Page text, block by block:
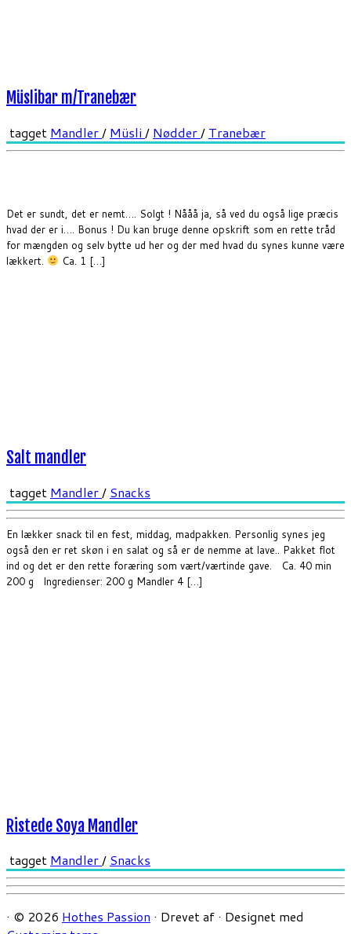
Det er sundt, det er nemt…. Solgt ! Nååå ja, så ved du også lige præcis
hvad der er i…. Bonus ! Du kan bruge denne opskrift som en rette tråd
for mængden og selv bytte ud her og der med hvad du synes kunne være
lækkert.
Ca. 1 […]
Müslibar m/Tranebær
tagget Mandler/ Müsli / Nødder/ Tranebær
En lækker snack til en fest, middag, madpakken. Personlig synes jeg
også den er ret skøn i en salat og så er de nemme at lave.. Pakket flot
ind og det er den rette foræring som vært/værtinde gave. Ca. 40 min
200 g Ingredienser: 200 g Mandler 4 […]
Salt mandler
tagget Mandler/ Snacks
Ristede Soya Mandler
tagget Mandler/ Snacks
· © 2026 Hothes Passion · Drevet af · Designet med